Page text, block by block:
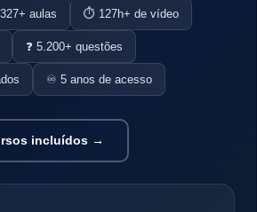
aulas ⏱️ 127h+ de vídeo
❓ 5.200+ questões
♾️ 5 anos de acesso
incluídos →